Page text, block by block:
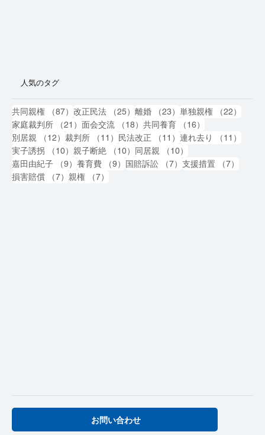
人気のタグ
共同親権 （87） 87件の記事
改正民法 （25） 25件の記事
離婚 （23） 23件の記事
単独親権 （22）
家庭裁判所
（21） 21件の記事
面会交流 （18） 18件の記事
共同養育 （16）
別居親
（12） 12件の記事
裁判所 （11） 11件の記事
民法改正 （11） 11件の記事
連れ去り （11）
実子誘拐
（10） 10件の記事
親子断絶 （10） 10件の記事
同居親 （10）
嘉田由紀子
（9） 9件の記事
養育費 （9） 9件の記事
国賠訴訟 （7） 7件の記事
支援措置 （7）
損害賠償
（7） 7件の記事
親権 （7）
お問い合わせ